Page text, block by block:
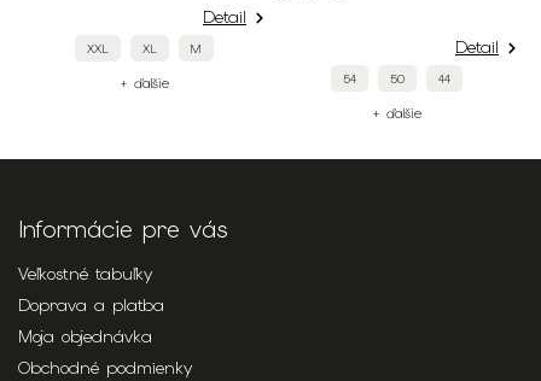
XXL
Informácie pre vás
Veľkostné tabuľky
Doprava a platba
Moja objednávka
Obchodné podmienky